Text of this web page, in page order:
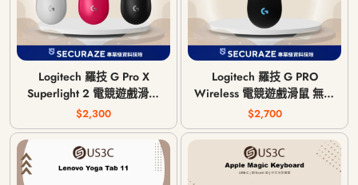
Logitech 羅技 G Pro X
Superlight 2 電競遊戲滑鼠
無線滑鼠
$2,300
Logitech 羅技 G PRO
Wireless 電競遊戲滑鼠 無線
滑鼠
$2,700